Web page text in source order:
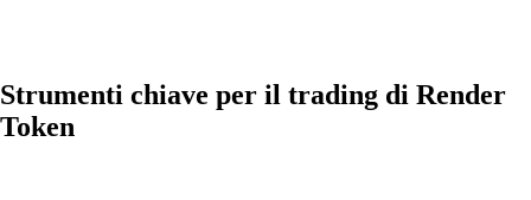
Strumenti chiave per il trading di Render
Token